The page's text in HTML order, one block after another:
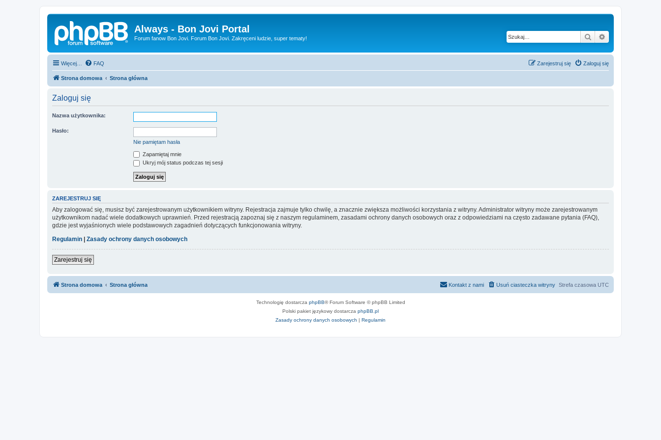
Always - Bon Jovi Portal
Forum fanow Bon Jovi. Forum Bon Jovi. Zakręceni ludzie, super tematy! Szukaj
Więcej… FAQ Zaloguj się
Zarejestruj się
Strona domowa Strona główna
Zaloguj się
Nazwa użytkownika:
Hasło:
Nie pamiętam hasła
Zapamiętaj mnie
Ukryj mój status podczas tej sesji
ZAREJESTRUJ SIĘ
Aby zalogować się, musisz być zarejestrowanym użytkownikiem witryny. Rejestracja zajmuje tylko chwilę, a znacznie zwiększa możliwości korzystania z witryny. Administrator witryny może zarejestrowanym
użytkownikom nadać wiele dodatkowych uprawnień. Przed rejestracją zapoznaj się z naszym regulaminem, zasadami ochrony danych osobowych oraz z odpowiedziami na często zadawane pytania (FAQ),
gdzie jest wyjaśnionych wiele podstawowych zagadnień dotyczących funkcjonowania witryny.
Regulamin
Zasady ochrony danych osobowych
Zarejestruj się
Strona domowa Strona główna Strefa czasowa UTC
Usuń ciasteczka witryny
Kontakt z nami
Technologię dostarcza phpBB® Forum Software © phpBB Limited
Polski pakiet językowy dostarcza phpBB.pl
Zasady ochrony danych osobowych | Regulamin